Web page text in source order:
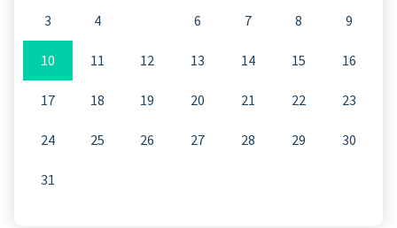
3 4 6 7 8 9
10 11 12 13 14 15 16
17 18 19 20 21 22 23
24 25 26 27 28 29 30
31